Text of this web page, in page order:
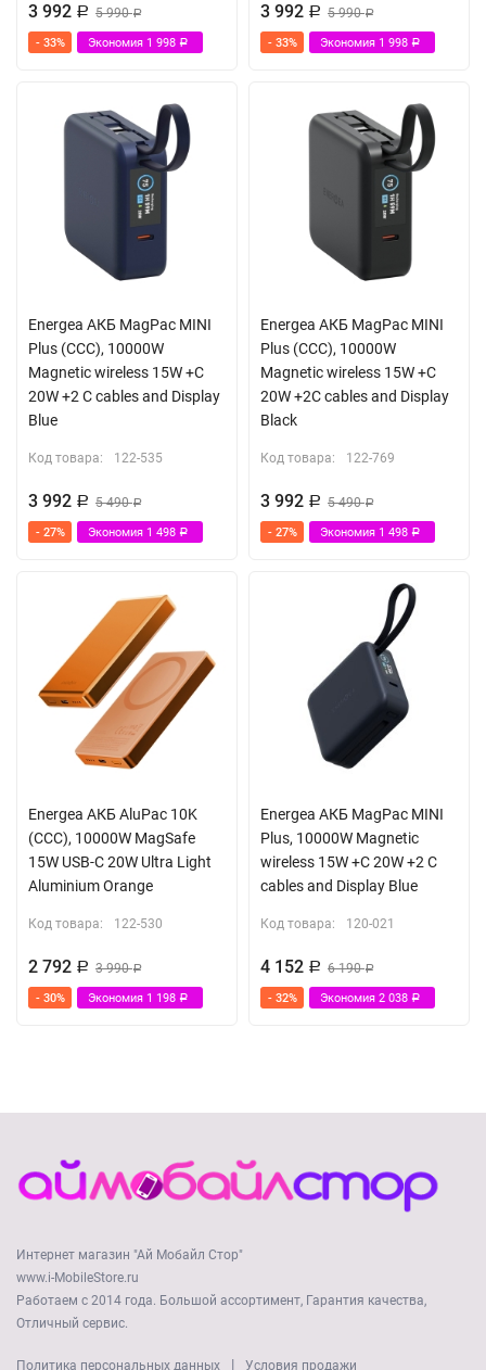
3 992 Р 5 990Р
- 33% Экономия 1 998 Р
3 992 Р 5 990Р
- 33% Экономия 1 998 Р
Energea АКБ MagPac MINI
Plus (ССС), 10000W
Magnetic wireless 15W +С
20W +2 C cables and Display
Blue
Код товара: 122-535
3 992 Р 5 490Р
- 27% Экономия 1 498 Р
Energea АКБ MagPac MINI
Plus (ССС), 10000W
Magnetic wireless 15W +С
20W +2C cables and Display
Black
Код товара: 122-769
3 992 Р 5 490Р
- 27% Экономия 1 498 Р
Energea АКБ AluPac 10K
(CCC), 10000W MagSafe
15W USB-C 20W Ultra Light
Aluminium Orange
Код товара: 122-530
2 792 Р 3 990Р
- 30% Экономия 1 198 Р
Energea АКБ MagPac MINI
Plus, 10000W Magnetic
wireless 15W +С 20W +2 C
cables and Display Blue
Код товара: 120-021
4 152 Р 6 190Р
- 32% Экономия 2 038 Р
Интернет магазин "Ай Мобайл Стор"
www.i-MobileStore.ru
Работаем с 2014 года. Большой ассортимент, Гарантия качества,
Отличный сервис.
Политика персональных данных | Условия продажи